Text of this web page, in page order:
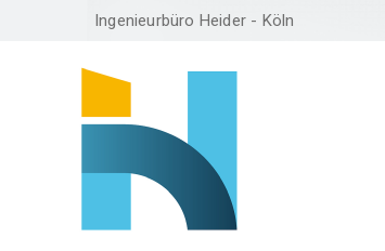
Ingenieurbüro Heider - Köln